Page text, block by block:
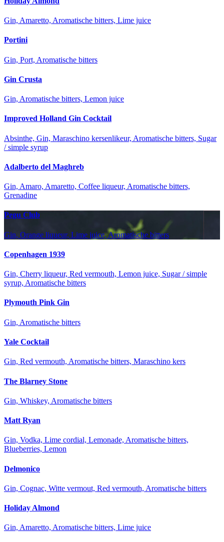
Gin, Amaretto, Aromatische bitters, Lime juice
Portini
Gin, Port, Aromatische bitters
Gin Crusta
Gin, Aromatische bitters, Lemon juice
Improved Holland Gin Cocktail
Absinthe, Gin, Maraschino kersenlikeur, Aromatische bitters, Sugar
/ simple syrup
Adalberto del Maghreb
Gin, Amaro, Amaretto, Coffee liqueur, Aromatische bitters,
Grenadine
Pegu Club
Gin, Orange liqueur, Lime juice, Aromatische bitters
Copenhagen 1939
Gin, Cherry liqueur, Red vermouth, Lemon juice, Sugar / simple
syrup, Aromatische bitters
Plymouth Pink Gin
Gin, Aromatische bitters
Yale Cocktail
Gin, Red vermouth, Aromatische bitters, Maraschino kers
The Blarney Stone
Gin, Whiskey, Aromatische bitters
Matt Ryan
Gin, Vodka, Lime cordial, Lemonade, Aromatische bitters,
Blueberries, Lemon
Delmonico
Gin, Cognac, Witte vermout, Red vermouth, Aromatische bitters
Holiday Almond
Gin, Amaretto, Aromatische bitters, Lime juice